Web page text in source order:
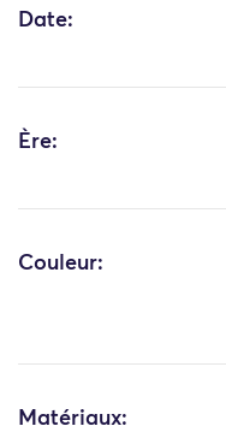
Date:
Ère:
Couleur:
Matériaux: